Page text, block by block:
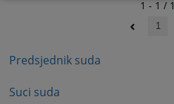
Predsjednik suda
Suci suda
1 - 1 / 1
1